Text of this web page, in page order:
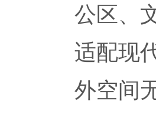
公区、
适配现
外空间